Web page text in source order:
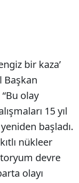
bir kaza’
Başkan
“Bu olay
15 yıl
başladı.
nükleer
toryum devre
olayı